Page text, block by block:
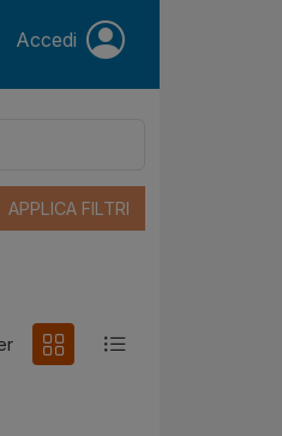
Accedi
APPLICA FILTRI